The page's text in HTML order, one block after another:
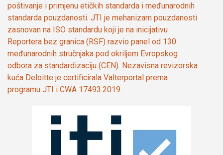
poštivanje i primjenu etičkih standarda i međunarodnih
standarda pouzdanosti. JTI je mehanizam pouzdanosti
zasnovan na ISO standardu koji je na inicijativu
Reportera bez granica (RSF) razvio panel od 130
međunarodnih stručnjaka pod okriljem Evropskog
odbora za standardizaciju (CEN). Nezavisna revizorska
kuća Deloitte je certificirala Valterportal prema
programu JTI i CWA 17493:2019.